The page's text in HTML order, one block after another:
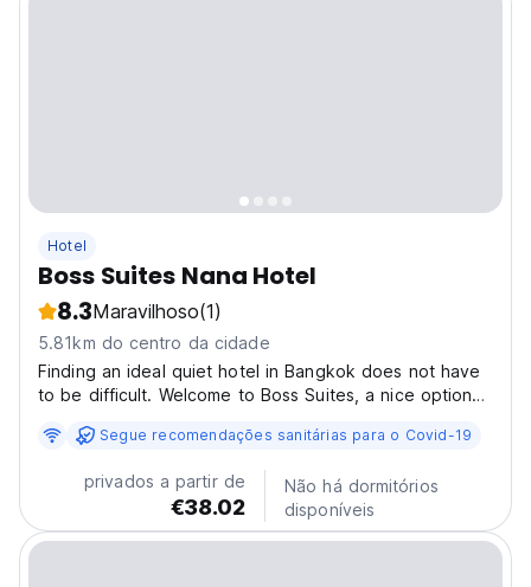
Hotel
Boss Suites Nana Hotel
8.3Maravilhoso(1)
5.81km do centro da cidade
Finding an ideal quiet hotel in Bangkok does not have
to be difficult. Welcome to Boss Suites, a nice option
offer a flat screen TV, a minibar, and a refrigerator, and
you can stay connected during...
Segue recomendações sanitárias para o Covid-19
privados a partir de
€38.02
Não há dormitórios
disponíveis